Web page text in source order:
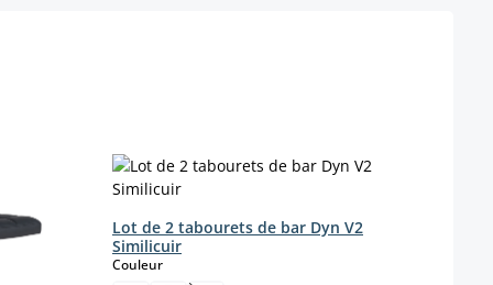
Lot de 2 tabourets de bar Dyn V2
Similicuir
Couleurselect